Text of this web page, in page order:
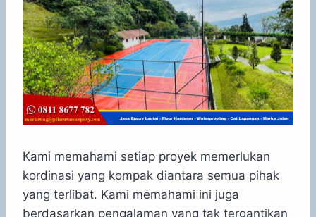
Kami memahami setiap proyek memerlukan
kordinasi yang kompak diantara semua pihak
yang terlibat. Kami memahami ini juga
berdasarkan pengalaman yang tak tergantikan